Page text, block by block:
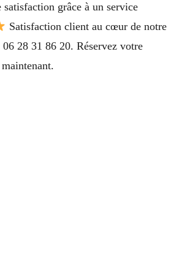
grâce à un service
Satisfaction client au cœur de notre
06 28 31 86 20. Réservez votre